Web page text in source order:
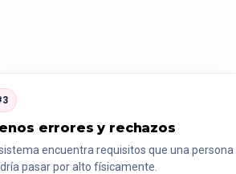
errores y rechazos
encuentra requisitos que una persona
pasar por alto físicamente.